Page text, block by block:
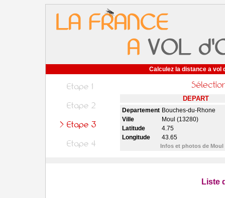
Calculez la distance a vol
DEPART
Departement Bouches-du-Rhone
Ville
Moul (13280)
Latitude
4.75
Longitude
43.65
Infos et photos de Moul
Liste